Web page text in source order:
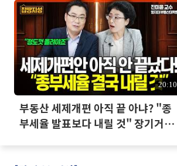
20:10
부동산 세제개편 아직 끝 아냐? "종
부세율 발표보다 내릴 것" 장기거주